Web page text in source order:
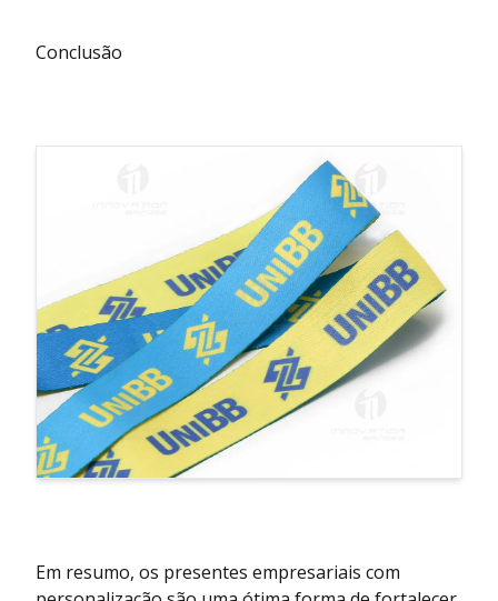
Conclusão
Em resumo, os presentes empresariais com